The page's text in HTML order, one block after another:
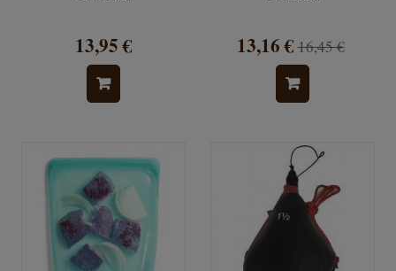
13,95 € 13,16 €16,45 €